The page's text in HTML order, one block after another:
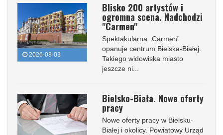
2026-08-03
Blisko 200 artystów i
ogromna scena. Nadchodzi
"Carmen"
Spektakularna „Carmen”
opanuje centrum Bielska-Białej.
Takiego widowiska miasto
jeszcze ni...
Bielsko-Biała. Nowe oferty
pracy
Nowe oferty pracy w Bielsku-
Białej i okolicy. Powiatowy Urząd